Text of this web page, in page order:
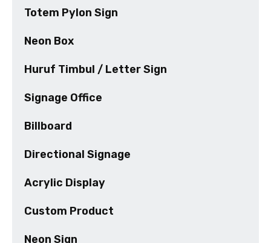
Totem Pylon Sign
Neon Box
Huruf Timbul / Letter Sign
Signage Office
Billboard
Directional Signage
Acrylic Display
Custom Product
Neon Sign